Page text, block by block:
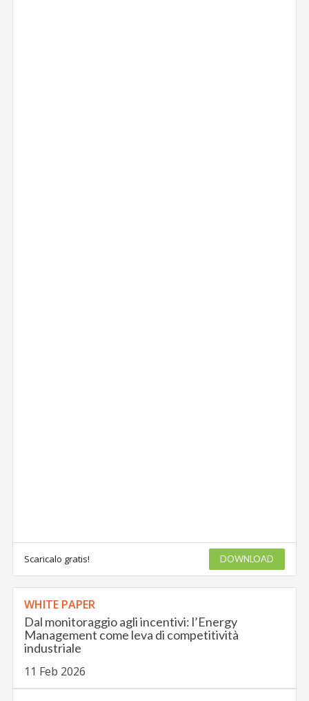
Scaricalo gratis! DOWNLOAD
WHITE PAPER
Dal monitoraggio agli incentivi: l’Energy
Management come leva di competitività
industriale
11 Feb 2026